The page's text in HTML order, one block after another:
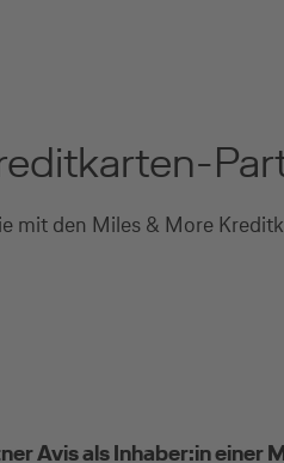
mit den Miles & More
Avis als Inhaber:in einer